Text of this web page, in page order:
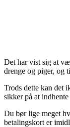
Det har vist sig at
drenge og piger, og
Trods dette kan det
sikker på at
Du bør lige meget
betalingskort er